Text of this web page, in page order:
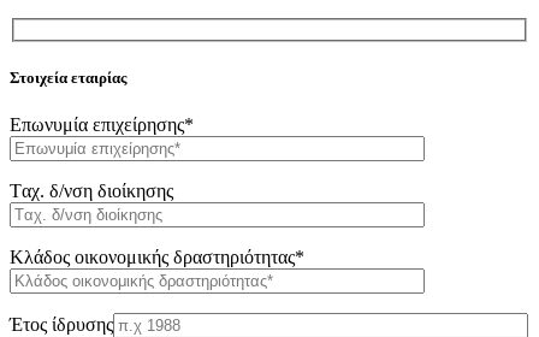
Στοιχεία εταιρίας
Επωνυμία επιχείρησης*
Tαχ. δ/νση διοίκησης
Κλάδος οικονομικής δραστηριότητας*
Έτος ίδρυσης